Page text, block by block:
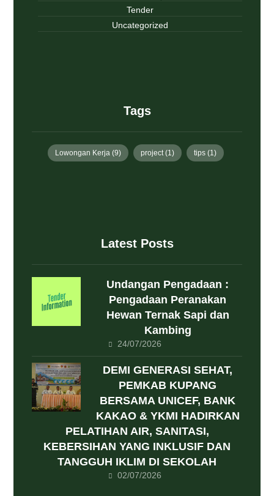
Tender
Uncategorized
Tags
Lowongan Kerja (9) project (1) tips (1)
Latest Posts
Undangan Pengadaan :
Pengadaan Peranakan
Hewan Ternak Sapi dan
Kambing
24/07/2026
DEMI GENERASI SEHAT,
PEMKAB KUPANG
BERSAMA UNICEF, BANK
KAKAO & YKMI HADIRKAN
PELATIHAN AIR, SANITASI,
KEBERSIHAN YANG INKLUSIF DAN
TANGGUH IKLIM DI SEKOLAH
02/07/2026